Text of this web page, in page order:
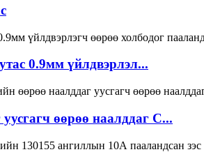
0.9мм үйлдвэрлэл...
өөрөө наалддаг C...